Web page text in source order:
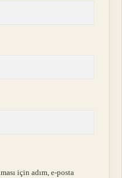
için adım, e-posta